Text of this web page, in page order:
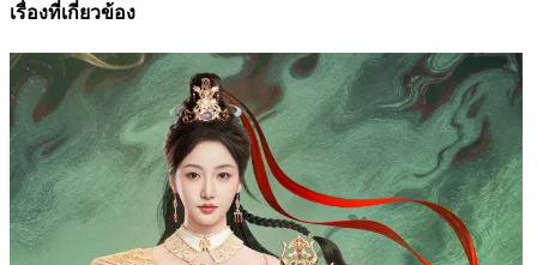
เรื่องที่เกี่ยวข้อง